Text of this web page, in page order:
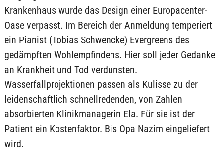
Krankenhaus wurde das Design einer Europacenter-
Oase verpasst. Im Bereich der Anmeldung temperiert
ein Pianist (Tobias Schwencke) Evergreens des
gedämpften Wohlempfindens. Hier soll jeder Gedanke
an Krankheit und Tod verdunsten.
Wasserfallprojektionen passen als Kulisse zu der
leidenschaftlich schnellredenden, von Zahlen
absorbierten Klinikmanagerin Ela. Für sie ist der
Patient ein Kostenfaktor. Bis Opa Nazim eingeliefert
wird.